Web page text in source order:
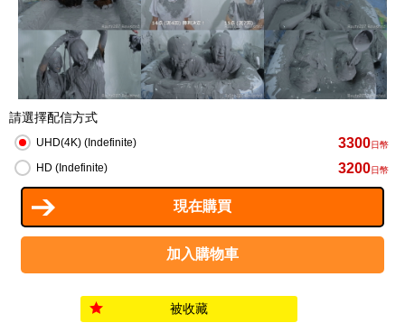
請選擇配信方式
UHD(4K) (Indefinite) 3300日幣
HD (Indefinite) 3200日幣
被收藏